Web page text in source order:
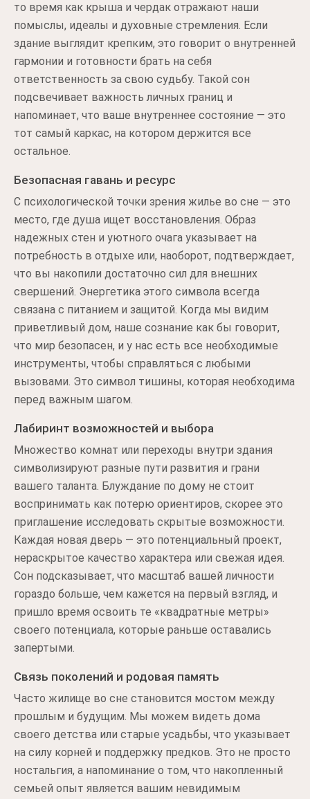
то время как крыша и чердак отражают наши
помыслы, идеалы и духовные стремления. Если
здание выглядит крепким, это говорит о внутренней
гармонии и готовности брать на себя
ответственность за свою судьбу. Такой сон
подсвечивает важность личных границ и
напоминает, что ваше внутреннее состояние — это
тот самый каркас, на котором держится все
остальное.
Безопасная гавань и ресурс
С психологической точки зрения жилье во сне — это
место, где душа ищет восстановления. Образ
надежных стен и уютного очага указывает на
потребность в отдыхе или, наоборот, подтверждает,
что вы накопили достаточно сил для внешних
свершений. Энергетика этого символа всегда
связана с питанием и защитой. Когда мы видим
приветливый дом, наше сознание как бы говорит,
что мир безопасен, и у нас есть все необходимые
инструменты, чтобы справляться с любыми
вызовами. Это символ тишины, которая необходима
перед важным шагом.
Лабиринт возможностей и выбора
Множество комнат или переходы внутри здания
символизируют разные пути развития и грани
вашего таланта. Блуждание по дому не стоит
воспринимать как потерю ориентиров, скорее это
приглашение исследовать скрытые возможности.
Каждая новая дверь — это потенциальный проект,
нераскрытое качество характера или свежая идея.
Сон подсказывает, что масштаб вашей личности
гораздо больше, чем кажется на первый взгляд, и
пришло время освоить те «квадратные метры»
своего потенциала, которые раньше оставались
запертыми.
Связь поколений и родовая память
Часто жилище во сне становится мостом между
прошлым и будущим. Мы можем видеть дома
своего детства или старые усадьбы, что указывает
на силу корней и поддержку предков. Это не просто
ностальгия, а напоминание о том, что накопленный
семьей опыт является вашим невидимым